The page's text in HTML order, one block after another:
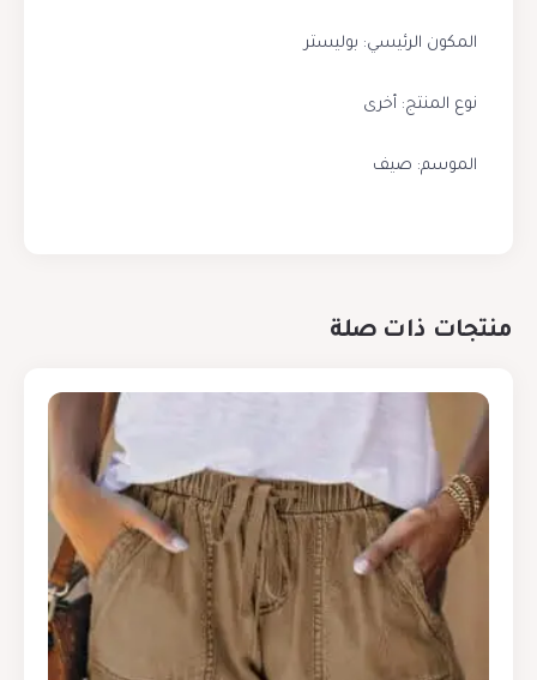
المكون الرئيسي: بوليستر
نوع المنتج: أخرى
الموسم: صيف
منتجات ذات صلة